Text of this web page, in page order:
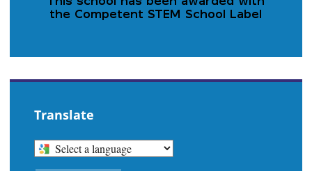
Translate
SELECT